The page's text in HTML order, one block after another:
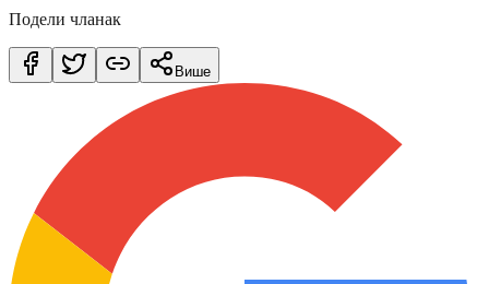
Подели чланак
Више